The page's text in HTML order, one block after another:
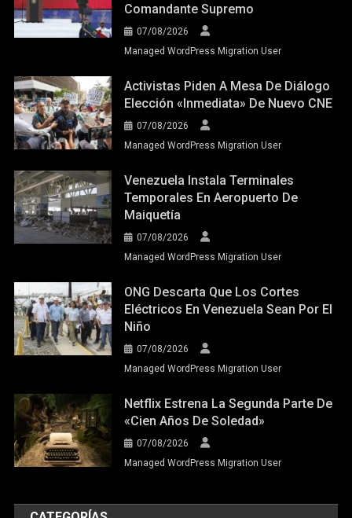
Comandante Supremo
07/08/2026
Managed WordPress Migration User
Activistas Piden A Mesa De Diálogo
Elección «inmediata» De Nuevo CNE
07/08/2026
Managed WordPress Migration User
Venezuela Instala Terminales
Temporales En Aeropuerto De
Maiquetía
07/08/2026
Managed WordPress Migration User
ONG Descarta Que Los Cortes
Eléctricos En Venezuela Sean Por El
Niño
07/08/2026
Managed WordPress Migration User
Netflix Estrena La Segunda Parte De
«Cien Años De Soledad»
07/08/2026
Managed WordPress Migration User